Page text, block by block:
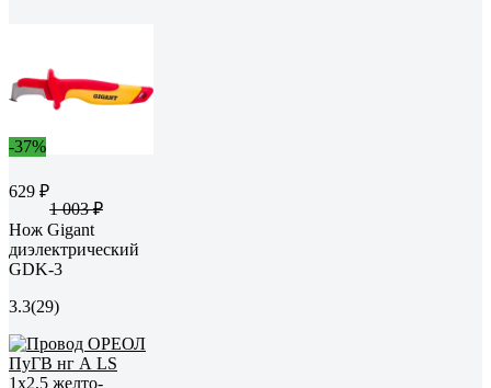
-37%
629 ₽
1 003 ₽
Нож Gigant
диэлектрический
GDK-3
3.3(29)